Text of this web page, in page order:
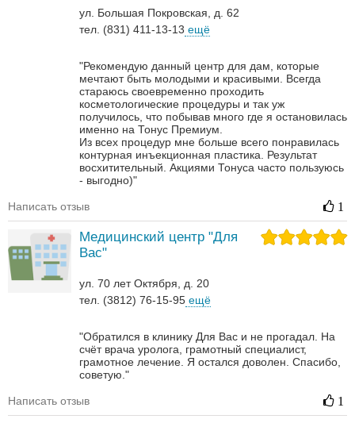
ул. Большая Покровская, д. 62
тел. (831) 411-13-13 ещё
"Рекомендую данный центр для дам, которые
мечтают быть молодыми и красивыми. Всегда
стараюсь своевременно проходить
косметологические процедуры и так уж
получилось, что побывав много где я остановилась
именно на Тонус Премиум.
Из всех процедур мне больше всего понравилась
контурная инъекционная пластика. Результат
восхитительный. Акциями Тонуса часто пользуюсь
- выгодно)"
Написать отзыв 1
Медицинский центр "Для
Вас"
ул. 70 лет Октября, д. 20
тел. (3812) 76-15-95 ещё
"Обратился в клинику Для Вас и не прогадал. На
счёт врача уролога, грамотный специалист,
грамотное лечение. Я остался доволен. Спасибо,
советую."
Написать отзыв 1